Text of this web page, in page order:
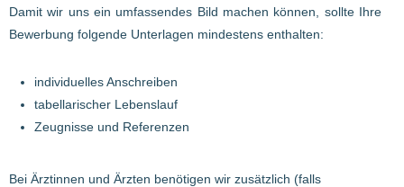
Damit wir uns ein umfassendes Bild machen können, sollte Ihre
Bewerbung folgende Unterlagen mindestens enthalten:
individuelles Anschreiben
tabellarischer Lebenslauf
Zeugnisse und Referenzen
Bei Ärztinnen und Ärzten benötigen wir zusätzlich (falls